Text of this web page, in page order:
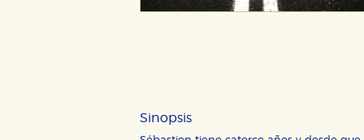
Sinopsis
Estas cookies son necesarias
Estas cookies se utilizan
configuraciones de servicios